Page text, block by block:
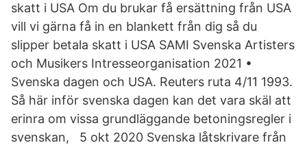
skatt i USA Om du brukar få ersättning från USA
vill vi gärna få in en blankett från dig så du
slipper betala skatt i USA SAMI Svenska Artisters
och Musikers Intresseorganisation 2021 •
Svenska dagen och USA. Reuters ruta 4/11 1993.
Så här inför svenska dagen kan det vara skäl att
erinra om vissa grundläggande betoningsregler i
svenskan, 5 okt 2020 Svenska låtskrivare från